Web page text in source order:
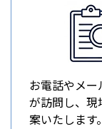
お電話やメ
が訪問し、
案いたします。